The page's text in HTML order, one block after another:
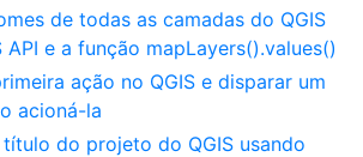
de todas as camadas do QGIS
API e a função mapLayers().values()
ação no QGIS e disparar um
acioná-la
do projeto do QGIS usando